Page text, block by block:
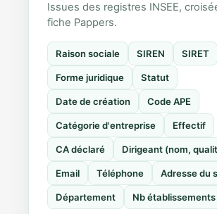
Issues des registres INSEE,
fiche Pappers.
Raison sociale SIREN SIRET
Forme juridique Statut
Date de création Code APE
Catégorie d'entreprise Effectif
CA déclaré Dirigeant (nom,
Email Téléphone Adresse du
Département Nb établissements